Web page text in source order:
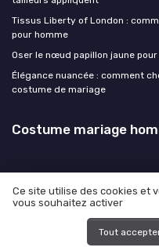
Tissus Liberty of London :
pour homme
Oser le nœud papillon jaune
Élégance nuancée : comment
costume de mariage
Costume mariage
Mentions légales
© Costume
Ce site utilise des cookies et
vous souhaitez activer
Tout